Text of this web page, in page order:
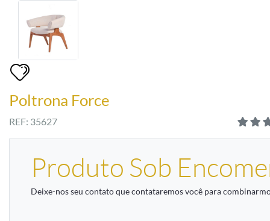
Poltrona Force
REF: 35627
Produto Sob
Deixe-nos seu contato que contataremos você para